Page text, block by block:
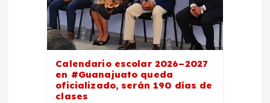
Calendario escolar 2026–2027
en #Guanajuato queda
oficializado, serán 190 días de
clases